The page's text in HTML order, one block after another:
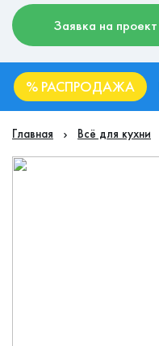
Заявка на проект
% РАСПРОДАЖА
Главная Всё для кухни